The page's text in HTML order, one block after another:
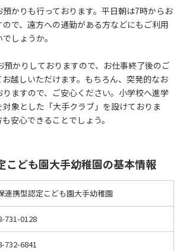
かりも行っております。平日朝は7時からお
で、遠方への通勤がある方などにもご利用
しょうか。
預かりしておりますので、お仕事終了後のご
越しいただけます。もちろん、突発的なお
ますので、ご安心ください。小学校へ進学
象とした「大手クラブ」を設けておりま
安心できることでしょう。
こども園大手幼稚園の基本情報
連携型認定こども園大手幼稚園
731-0128
732-6841